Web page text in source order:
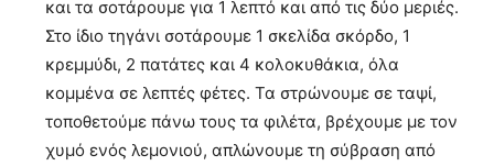
και τα σοτάρουμε για 1 λεπτό και από τις δύο μεριές.
Στο ίδιο τηγάνι σοτάρουμε 1 σκελίδα σκόρδο, 1
κρεμμύδι, 2 πατάτες και 4 κολοκυθάκια, όλα
κομμένα σε λεπτές φέτες. Τα στρώνουμε σε ταψί,
τοποθετούμε πάνω τους τα φιλέτα, βρέχουμε με τον
χυμό ενός λεμονιού, απλώνουμε τη σύβραση από